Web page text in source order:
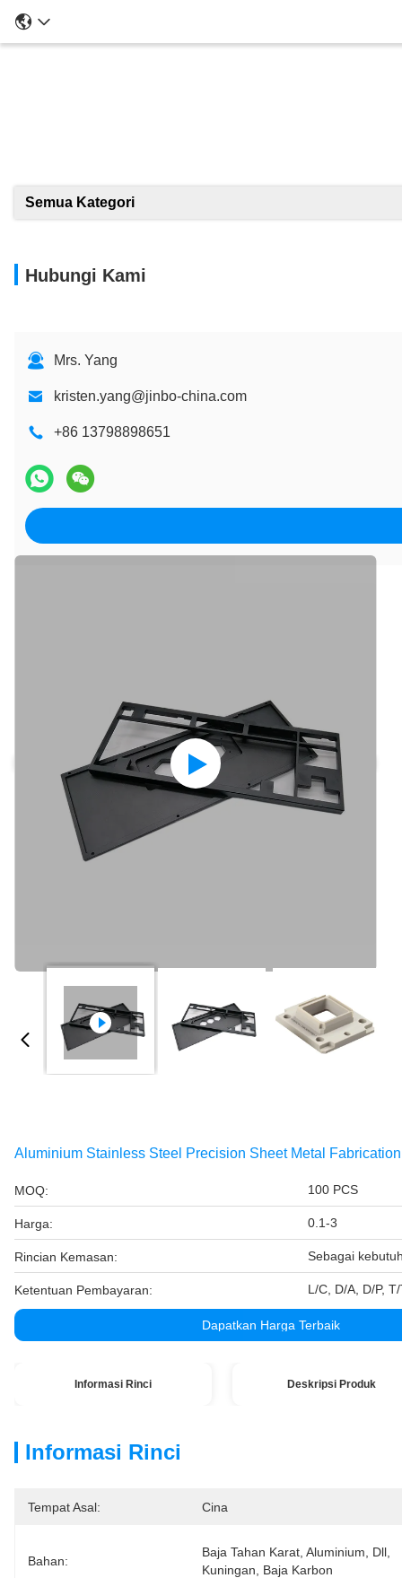
Semua Kategori
Hubungi Kami
Mrs. Yang
kristen.yang@jinbo-china.com
+86 13798898651
Aluminium Stainless Steel Precision Sheet Metal
MOQ: 100 PCS
Harga: 0.1-3
Rincian Kemasan: Sebagai
Ketentuan Pembayaran: L/C, D/A, D/P,
Dapatkan Harga Terbaik
Informasi Rinci Deskripsi Produk
Informasi Rinci
Tempat Asal: Cina
Bahan:
Baja Tahan Karat, Aluminium, Dll,
Kuningan, Baja Karbon